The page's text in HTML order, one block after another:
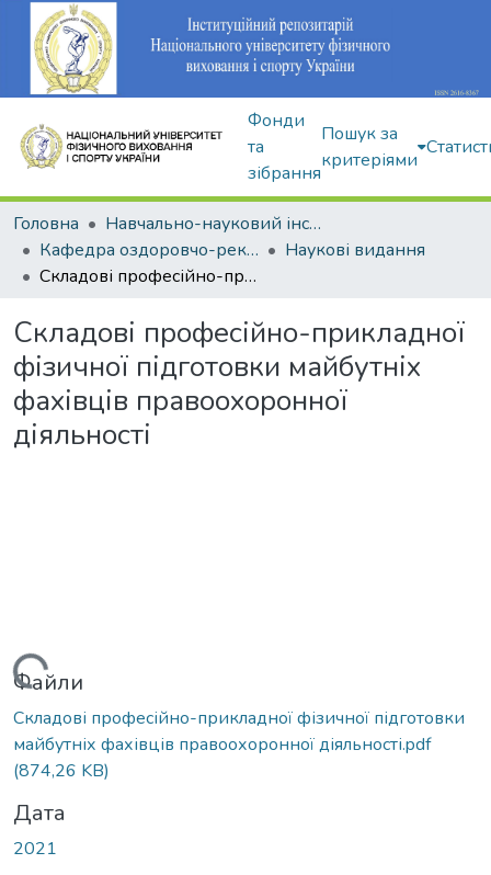
Фонди
та
зібрання
Пошук за
критеріями
Головна
Навчально-науковий інститут здоров'я, реабілітації та фізичного виховання
Кафедра оздоровчо-рекреаційної рухової активності
Наукові видання
Складові професійно-прикладної фізичної підготовки майбутніх фахівців правоохоронної діяльності
Складові професійно-прикладної
фізичної підготовки майбутніх
фахівців правоохоронної
діяльності
Файли
Складові професійно-прикладної фізичної підготовки
майбутніх фахівців правоохоронної діяльності.pdf
(874,26 KB)
Дата
2021